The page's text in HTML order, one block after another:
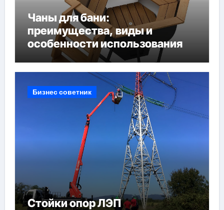
Чаны для бани:
преимущества, виды и
особенности использования
Бизнес советник
Стойки опор ЛЭП